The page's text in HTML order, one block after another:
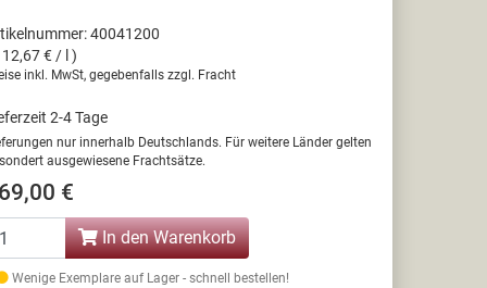
40041200
€ / l )
inkl. MwSt, gegebenfalls zzgl. Fracht
2-4 Tage
nur innerhalb Deutschlands. Für weitere Länder gelten
ausgewiesene Frachtsätze.
€
In den Warenkorb
Wenige Exemplare auf Lager - schnell bestellen!